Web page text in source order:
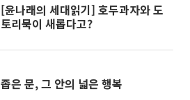
[윤나래의 세대읽기] 호두과자와 도
토리묵이 새롭다고?
좁은 문, 그 안의 넓은 행복